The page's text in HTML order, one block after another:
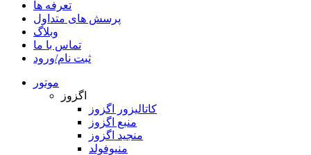
تعرفه ها
پرسش های متداول
وبلاگ
تماس با ما
ثبت نام/ورود
موتور
اگزوز
کاتالیزور اگزوز
منبع اگزوز
منجید اگزوز
منیوفولد